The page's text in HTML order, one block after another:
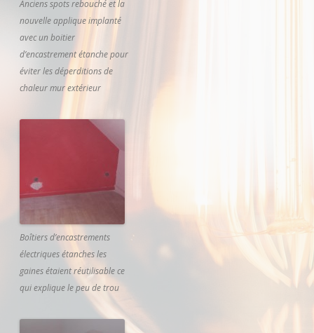
Anciens spots rebouché et la
nouvelle applique implanté
avec un boitier
d’encastrement étanche pour
éviter les déperditions de
chaleur mur extérieur
Boîtiers d’encastrements
électriques étanches les
gaines étaient réutilisable ce
qui explique le peu de trou